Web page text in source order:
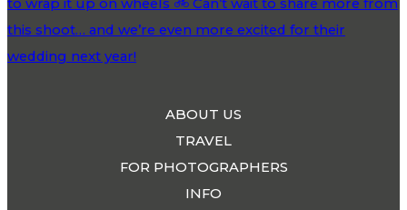
ABOUT US
TRAVEL
FOR PHOTOGRAPHERS
INFO